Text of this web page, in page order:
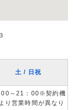
土 / 日祝
00～21：00※契約機
り営業時間が異なり